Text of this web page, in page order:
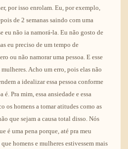
por isso enrolam. Eu, por exemplo,
de 2 semanas saindo com uma
eu não ia namorá-la. Eu não gosto de
eu preciso de um tempo de
ou não namorar uma pessoa. E esse
Acho um erro, pois elas não
a idealizar essa pessoa conforme
é. Pra mim, essa ansiedade e essa
os homens a tomar atitudes como as
que sejam a causa total disso. Nós
é uma pena porque, até pra meu
homens e mulheres estivessem mais